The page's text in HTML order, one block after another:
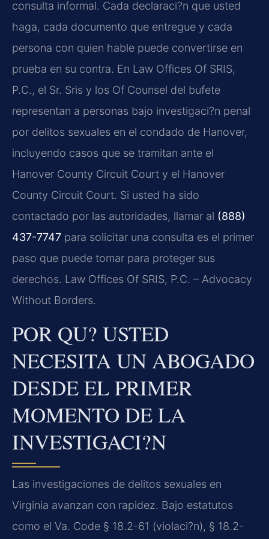
consulta informal. Cada declaraci?n que usted
haga, cada documento que entregue y cada
persona con quien hable puede convertirse en
prueba en su contra. En Law Offices Of SRIS,
P.C., el Sr. Sris y los Of Counsel del bufete
representan a personas bajo investigaci?n penal
por delitos sexuales en el condado de Hanover,
incluyendo casos que se tramitan ante el
Hanover County Circuit Court y el Hanover
County Circuit Court. Si usted ha sido
contactado por las autoridades, llamar al (888)
437-7747 para solicitar una consulta es el primer
paso que puede tomar para proteger sus
derechos. Law Offices Of SRIS, P.C. – Advocacy
Without Borders.
POR QU? USTED
NECESITA UN ABOGADO
DESDE EL PRIMER
MOMENTO DE LA
INVESTIGACI?N
Las investigaciones de delitos sexuales en
Virginia avanzan con rapidez. Bajo estatutos
como el Va. Code § 18.2-61 (violaci?n), § 18.2-